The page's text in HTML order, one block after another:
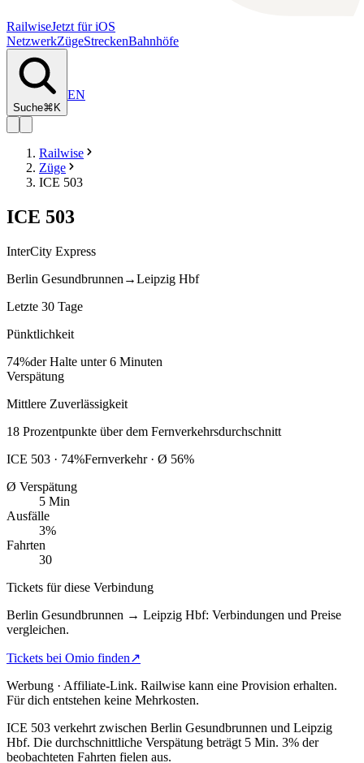
RailwiseJetzt für iOS
NetzwerkZügeStreckenBahnhöfe
Suche⌘K
EN
Railwise
Züge
ICE 503
ICE 503
InterCity Express
Berlin Gesundbrunnen →Leipzig Hbf
Letzte 30 Tage
Pünktlichkeit
74%der Halte unter 6 Minuten
Verspätung
Mittlere Zuverlässigkeit
18 Prozentpunkte über dem Fernverkehrsdurchschnitt
ICE 503 · 74%Fernverkehr · Ø 56%
Ø Verspätung
5 Min
Ausfälle
3%
Fahrten
30
Tickets für diese Verbindung
Berlin Gesundbrunnen → Leipzig Hbf: Verbindungen und Preise
vergleichen.
Tickets bei Omio finden↗
Werbung · Affiliate-Link. Railwise kann eine Provision erhalten.
Für dich entstehen keine Mehrkosten.
ICE 503 verkehrt zwischen Berlin Gesundbrunnen und Leipzig
Hbf. Die durchschnittliche Verspätung beträgt 5 Min. 3% der
beobachteten Fahrten fielen aus.